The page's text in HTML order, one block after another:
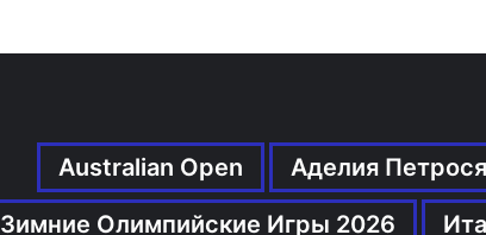
Australian Open Аделия
Зимние Олимпийские Игры 2026